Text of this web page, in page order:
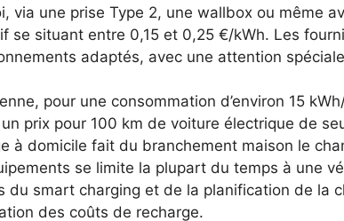
via une prise Type 2, une wallbox ou même
se situant entre 0,15 et 0,25 €/kWh. Les
adaptés, avec une attention
pour une consommation d’environ 15
prix pour 100 km de voiture électrique de
à domicile fait du branchement maison le
se limite la plupart du temps à une
du smart charging et de la planification de la
des coûts de recharge.